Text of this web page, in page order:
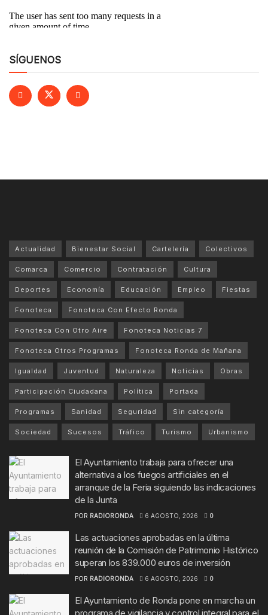
SÍGUENOS
Actualidad Bienestar Social Cartelería Colectivos
Comarca Comercio Contratación Cultura
Deportes Economía Educación Empleo Fiestas
Fonoteca Fonoteca Con Efecto Ronda
Fonoteca Con Otro Aire Fonoteca Noticias 7
Fonoteca Otros Programas Fonoteca Ronda de Mañana
Igualdad Juventud Naturaleza Noticias Obras
Participación Ciudadana Política Portada
Programas Sanidad Seguridad Sin categoría
Sociedad Sucesos Tráfico Turismo Urbanismo
El Ayuntamiento trabaja para ofrecer una
alternativa a los fuegos artificiales en el
arranque de la Feria siguiendo las indicaciones
de la Junta
POR RADIORONDA 6 AGOSTO, 2026 0
Las actuaciones aprobadas en la última
reunión de la Comisión de Patrimonio Histórico
superan los 839.000 euros de inversión
POR RADIORONDA 6 AGOSTO, 2026 0
El Ayuntamiento de Ronda pone en marcha un